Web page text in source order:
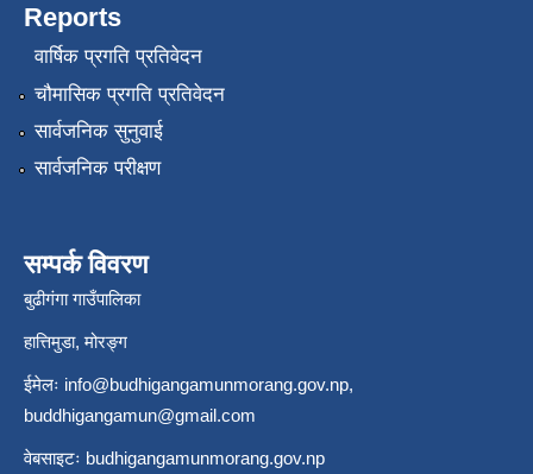
Reports
वार्षिक प्रगति प्रतिवेदन
चौमासिक प्रगति प्रतिवेदन
सार्वजनिक सुनुवाई
सार्वजनिक परीक्षण
सम्पर्क विवरण
बुढीगंगा गाउँपालिका
हात्तिमुडा, मोरङ्ग
ईमेलः info@budhigangamunmorang.gov.np,
buddhigangamun@gmail.com
वेबसाइटः budhigangamunmorang.gov.np